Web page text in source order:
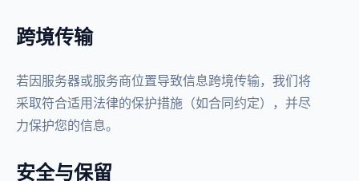
跨境传输
若因服务器或服务商位置导致信息跨境传输，我们将
采取符合适用法律的保护措施（如合同约定），并尽
力保护您的信息。
安全与保留